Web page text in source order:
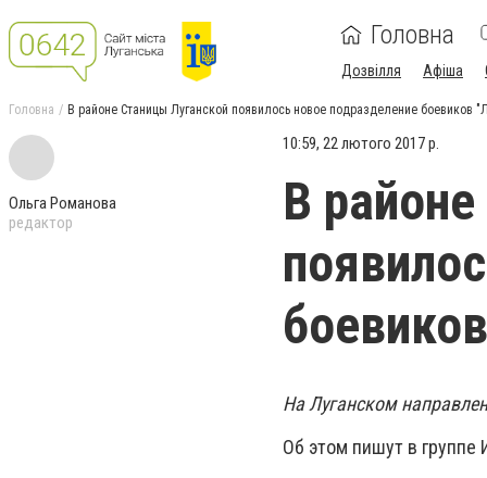
Головна
Дозвілля Афіша
Головна В районе Станицы Луганской появилось новое подразделение боевиков
Ольга Романова
редактор
10:59, 22 лютого 2017 р.
В
На Луганском
Об этом пишут в группе